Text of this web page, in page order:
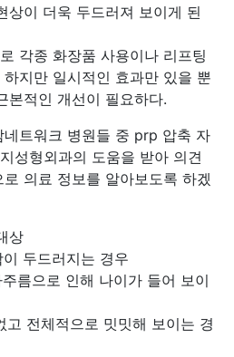
상이 더욱 두드러져 보이게 된
각종 화장품 사용이나 리프팅
지만 일시적인 효과만 있을 뿐
본적인 개선이 필요하다.
트워크 병원들 중 prp 압축 자
성형외과의 도움을 받아 의견
의료 정보를 알아보도록 하겠
상
두드러지는 경우
름으로 인해 나이가 들어 보이
전체적으로 밋밋해 보이는 경